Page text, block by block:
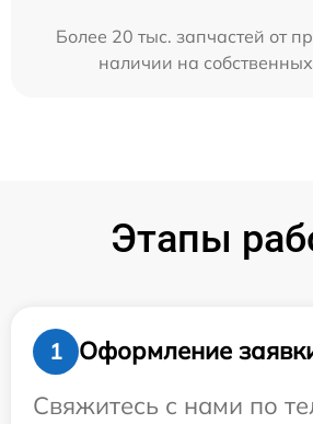
Более 20 тыс. запчастей от
наличии на
Этапы
1
Оформление
Свяжитесь с нами по